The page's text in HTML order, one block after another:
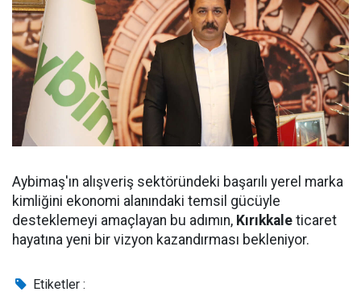
Aybimaş'ın alışveriş sektöründeki başarılı yerel marka
kimliğini ekonomi alanındaki temsil gücüyle
desteklemeyi amaçlayan bu adımın, Kırıkkale ticaret
hayatına yeni bir vizyon kazandırması bekleniyor.
Etiketler :